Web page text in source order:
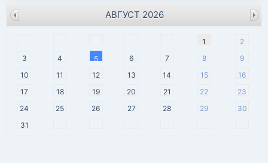
1
2
3
4 5 6 7 8
9
10
11 12 13 14 15
16
17
18 19 20 21 22
23
24
25 26 27 28 29
30
31
АВГУСТ 2026